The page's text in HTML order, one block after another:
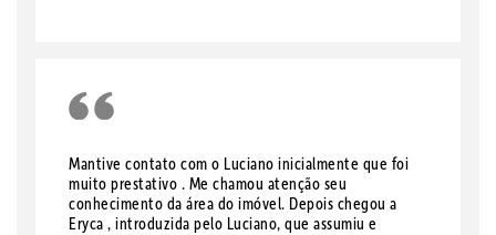
Mantive contato com o Luciano inicialmente que foi
muito prestativo . Me chamou atenção seu
conhecimento da área do imóvel. Depois chegou a
Eryca , introduzida pelo Luciano, que assumiu e